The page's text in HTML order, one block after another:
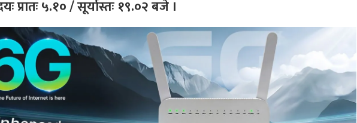
प्रातः ५.१० / सूर्यास्तः १९.०२ बजे ।